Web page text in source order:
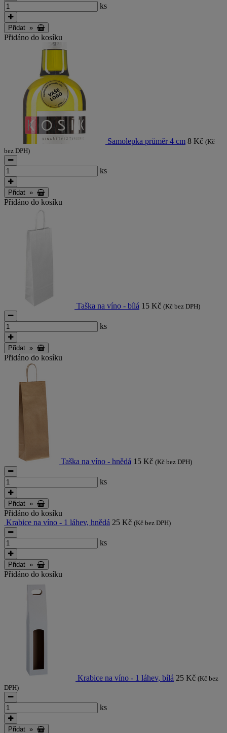
ks
Přidat »
Přidáno do kosíku
Samolepka průměr 4 cm 8 Kč (Kč
bez DPH)
ks
Přidat »
Přidáno do kosíku
Taška na víno - bílá 15 Kč (Kč bez DPH)
ks
Přidat »
Přidáno do kosíku
Taška na víno - hnědá 15 Kč (Kč bez DPH)
ks
Přidat »
Přidáno do kosíku
Krabice na víno - 1 láhev, hnědá 25 Kč (Kč bez DPH)
ks
Přidat »
Přidáno do kosíku
Krabice na víno - 1 láhev, bílá 25 Kč (Kč bez
DPH)
ks
Přidat »